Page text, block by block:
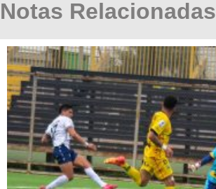
Notas Relacionadas